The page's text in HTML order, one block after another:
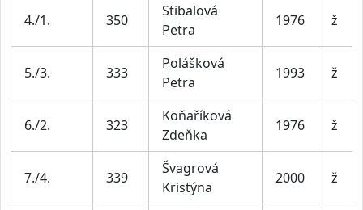
4./1. 350
Stibalová
Petra
1976 ž
5./3. 333
Polášková
Petra
1993 ž
6./2. 323
Koňaříková
Zdeňka
1976 ž
7./4. 339
Švagrová
Kristýna
2000 ž